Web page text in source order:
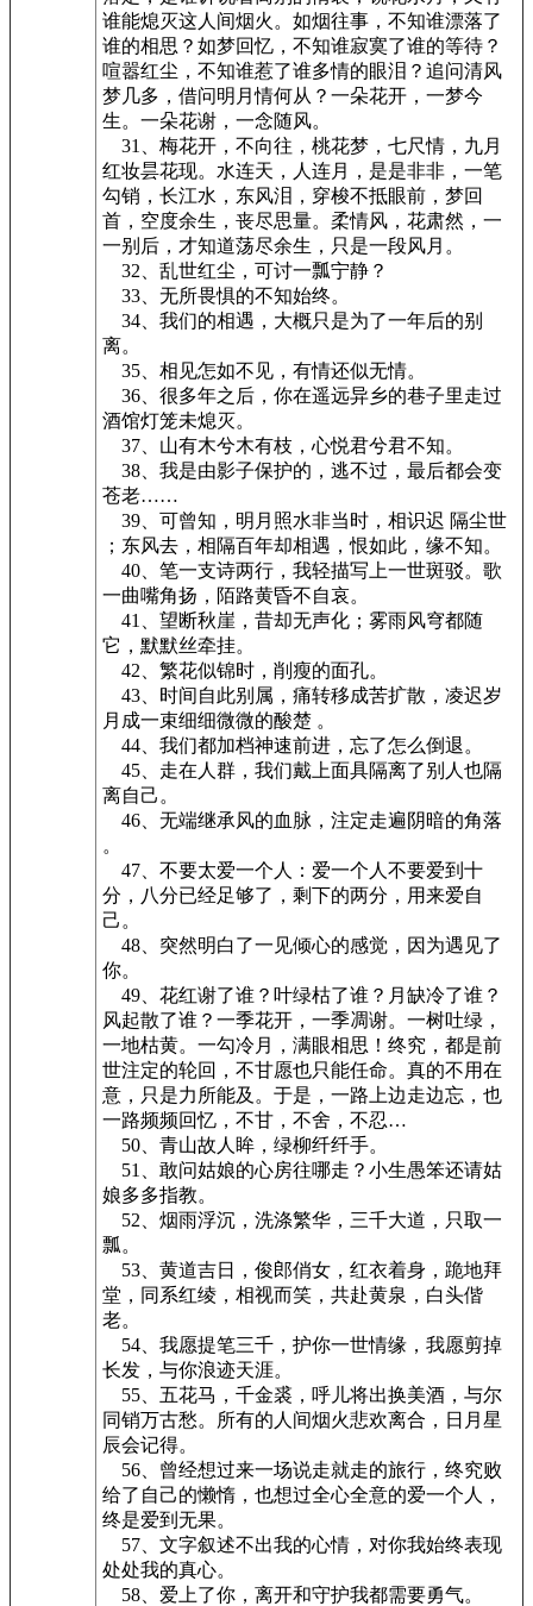
谁能熄灭这人间烟火。如烟往事，不知谁漂落了
谁的相思？如梦回忆，不知谁寂寞了谁的等待？
喧嚣红尘，不知谁惹了谁多情的眼泪？追问清风
梦几多，借问明月情何从？一朵花开，一梦今
生。一朵花谢，一念随风。
31、梅花开，不向往，桃花梦，七尺情，九月
红妆昙花现。水连天，人连月，是是非非，一笔
勾销，长江水，东风泪，穿梭不抵眼前，梦回
首，空度余生，丧尽思量。柔情风，花肃然，一
一别后，才知道荡尽余生，只是一段风月。
32、乱世红尘，可讨一瓢宁静？
33、无所畏惧的不知始终。
34、我们的相遇，大概只是为了一年后的别
离。
35、相见怎如不见，有情还似无情。
36、很多年之后，你在遥远异乡的巷子里走过
酒馆灯笼未熄灭。
37、山有木兮木有枝，心悦君兮君不知。
38、我是由影子保护的，逃不过，最后都会变
苍老……
39、可曾知，明月照水非当时，相识迟 隔尘世
；东风去，相隔百年却相遇，恨如此，缘不知。
40、笔一支诗两行，我轻描写上一世斑驳。歌
一曲嘴角扬，陌路黄昏不自哀。
41、望断秋崖，昔却无声化；雾雨风穹都随
它，默默丝牵挂。
42、繁花似锦时，削瘦的面孔。
43、时间自此别属，痛转移成苦扩散，凌迟岁
月成一束细细微微的酸楚 。
44、我们都加档神速前进，忘了怎么倒退。
45、走在人群，我们戴上面具隔离了别人也隔
离自己。
46、无端继承风的血脉，注定走遍阴暗的角落
。
47、不要太爱一个人：爱一个人不要爱到十
分，八分已经足够了，剩下的两分，用来爱自
己。
48、突然明白了一见倾心的感觉，因为遇见了
你。
49、花红谢了谁？叶绿枯了谁？月缺冷了谁？
风起散了谁？一季花开，一季凋谢。一树吐绿，
一地枯黄。一勾冷月，满眼相思！终究，都是前
世注定的轮回，不甘愿也只能任命。真的不用在
意，只是力所能及。于是，一路上边走边忘，也
一路频频回忆，不甘，不舍，不忍…
50、青山故人眸，绿柳纤纤手。
51、敢问姑娘的心房往哪走？小生愚笨还请姑
娘多多指教。
52、烟雨浮沉，洗涤繁华，三千大道，只取一
瓢。
53、黄道吉日，俊郎俏女，红衣着身，跪地拜
堂，同系红绫，相视而笑，共赴黄泉，白头偕
老。
54、我愿提笔三千，护你一世情缘，我愿剪掉
长发，与你浪迹天涯。
55、五花马，千金裘，呼儿将出换美酒，与尔
同销万古愁。所有的人间烟火悲欢离合，日月星
辰会记得。
56、曾经想过来一场说走就走的旅行，终究败
给了自己的懒惰，也想过全心全意的爱一个人，
终是爱到无果。
57、文字叙述不出我的心情，对你我始终表现
处处我的真心。
58、爱上了你，离开和守护我都需要勇气。